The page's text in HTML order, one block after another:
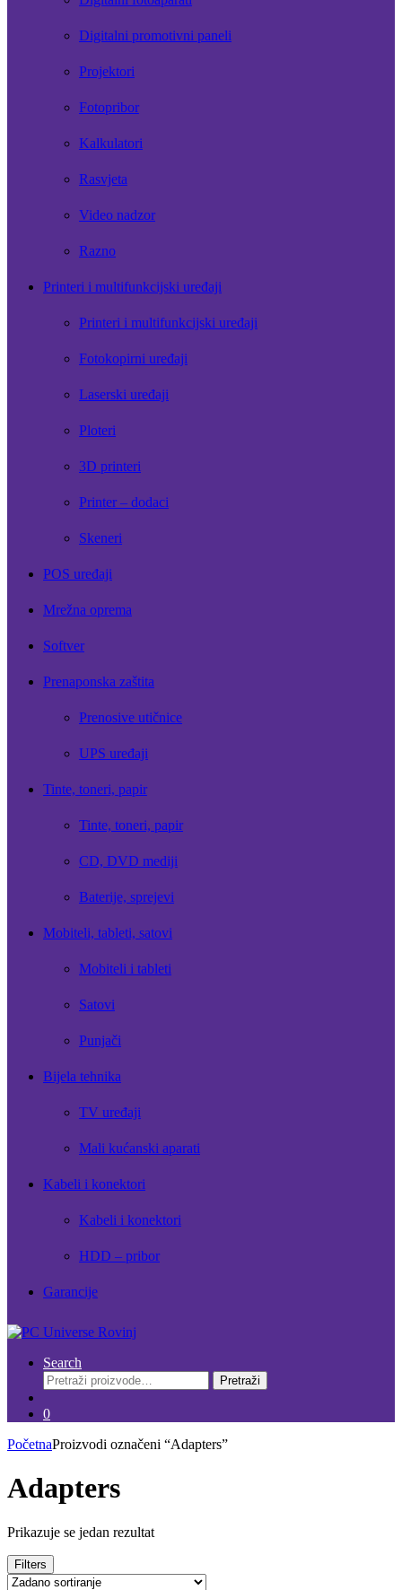
Digitalni promotivni paneli
Projektori
Fotopribor
Kalkulatori
Rasvjeta
Video nadzor
Razno
Printeri i multifunkcijski uređaji
Printeri i multifunkcijski uređaji
Fotokopirni uređaji
Laserski uređaji
Ploteri
3D printeri
Printer – dodaci
Skeneri
POS uređaji
Mrežna oprema
Softver
Prenaponska zaštita
Prenosive utičnice
UPS uređaji
Tinte, toneri, papir
Tinte, toneri, papir
CD, DVD mediji
Baterije, sprejevi
Mobiteli, tableti, satovi
Mobiteli i tableti
Satovi
Punjači
Bijela tehnika
TV uređaji
Mali kućanski aparati
Kabeli i konektori
Kabeli i konektori
HDD – pribor
Garancije
Search
Pretraži:
Pretraži
0
PočetnaProizvodi označeni “Adapters”
Adapters
Prikazuje se jedan rezultat
Filters